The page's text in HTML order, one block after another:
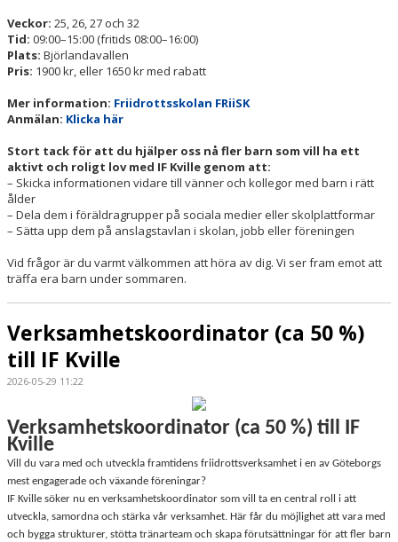
Veckor: 25, 26, 27 och 32
Tid: 09:00–15:00 (fritids 08:00–16:00)
Plats: Björlandavallen
Pris: 1900 kr, eller 1650 kr med rabatt
Mer information: Friidrottsskolan FRiiSK
Anmälan: Klicka här
Stort tack för att du hjälper oss nå fler barn som vill ha ett
aktivt och roligt lov med IF Kville genom att:
– Skicka informationen vidare till vänner och kollegor med barn i rätt
ålder
– Dela dem i föräldragrupper på sociala medier eller skolplattformar
– Sätta upp dem på anslagstavlan i skolan, jobb eller föreningen
Vid frågor är du varmt välkommen att höra av dig. Vi ser fram emot att
träffa era barn under sommaren.
Verksamhetskoordinator (ca 50 %)
till IF Kville
2026-05-29 11:22
Verksamhetskoordinator (ca 50 %) till IF
Kville
Vill du vara med och utveckla framtidens friidrottsverksamhet i en av Göteborgs
mest engagerade och växande föreningar?
IF Kville söker nu en verksamhetskoordinator som vill ta en central roll i att
utveckla, samordna och stärka vår verksamhet. Här får du möjlighet att vara med
och bygga strukturer, stötta tränarteam och skapa förutsättningar för att fler barn